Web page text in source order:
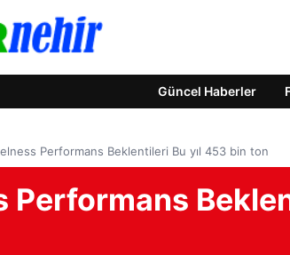
Güncel Haberler
Performans Beklentileri Bu yıl 453 bin ton
Performans